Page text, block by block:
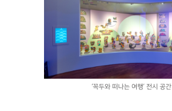
‘꼭두와 떠나는 여행’ 전시 공간